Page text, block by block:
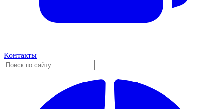
Контакты